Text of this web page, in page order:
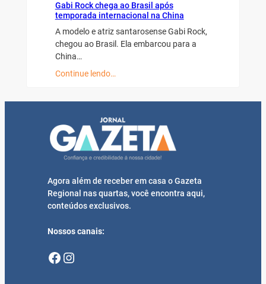
Gabi Rock chega ao Brasil após
temporada internacional na China
A modelo e atriz santarosense Gabi Rock,
chegou ao Brasil. Ela embarcou para a
China…
Continue lendo…
Agora além de receber em casa o Gazeta
Regional nas quartas, você encontra aqui,
conteúdos exclusivos.
Nossos canais:
Facebook Instagram